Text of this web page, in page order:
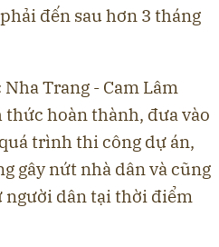
đến sau hơn 3 tháng
Trang - Cam Lâm
hoàn thành, đưa vào
trình thi công dự án,
gây nứt nhà dân và cũng
người dân tại thời điểm